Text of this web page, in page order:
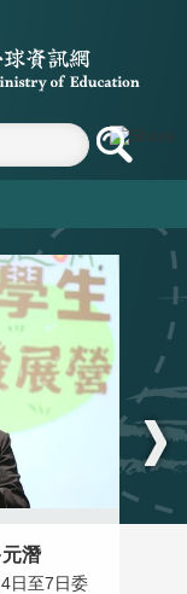
潛
日至7日委